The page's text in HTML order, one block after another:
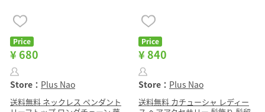
Price
¥ 680
Store： Plus Nao
送料無料 ネックレス ペンダント
Price
¥ 840
Store： Plus Nao
送料無料 カチューシャ レディー